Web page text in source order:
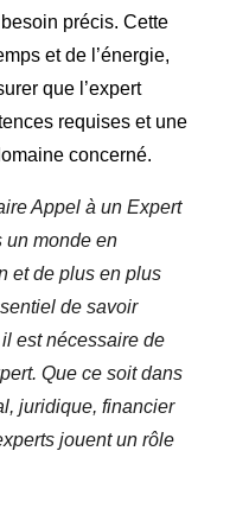
précis. Cette
et de l’énergie,
que l’expert
requises et une
concerné.
Appel à un Expert
un monde en
et de plus en plus
de savoir
est nécessaire de
Que ce soit dans
juridique, financier
jouent un rôle